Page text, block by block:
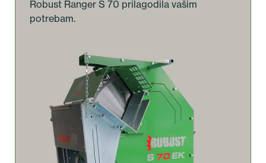
Robust Ranger S 70 prilagodila vašim
potrebam.